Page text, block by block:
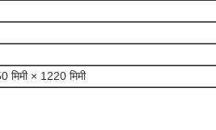
मिमी × 1220 मिमी